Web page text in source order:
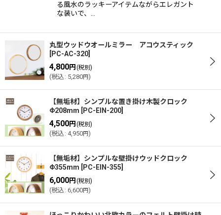
る風水のラッキーアイテムながらエレガント
な装いで、…
丸型ウッドウオールミラー アコウスティック
PC-AC-320
4,800円 (税別)
(税込 : 5,280円)
【無垢材】シンプルな置き掛け木製クロック
Φ208mm
PC-EIN-200
4,500円 (税別)
(税込 : 4,950円)
【無垢材】シンプルな壁掛けウッドクロック
Φ355mm
PC-EIN-355
6,000円 (税別)
(税込 : 6,600円)